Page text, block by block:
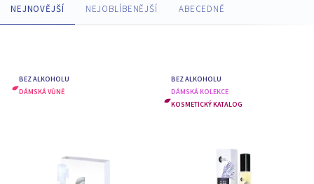
NEJNOVĚJŠÍ NEJOBLÍBENĚJŠÍ ABECEDNĚ
BEZ ALKOHOLU
DÁMSKÁ VŮNĚ
BEZ ALKOHOLU
DÁMSKÁ KOLEKCE
KOSMETICKÝ KATALOG